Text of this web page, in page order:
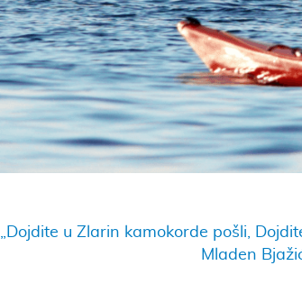
„Dojdite u Zlarin kamokorde pošli,
Mladen